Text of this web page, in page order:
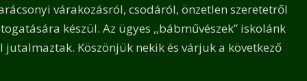
várakozásról, csodáról, önzetlen szeretetről
készül. Az ügyes ,,bábművészek” iskolánk
Köszönjük nekik és várjuk a következő